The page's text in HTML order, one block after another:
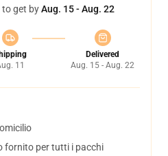
to get byAug. 15 - Aug. 22
11
Delivered
Aug. 15 - Aug. 22
fornito per tutti i pacchi